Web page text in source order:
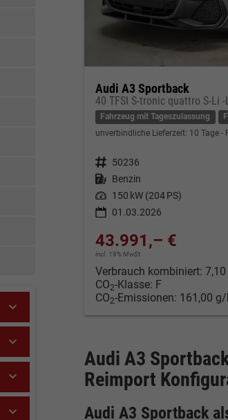
Audi A3 Sportback
40 TFSI S-tronic quattro S-Li -
Fahrzeug mit Tageszulassung
unverbindliche Lieferzeit: 10 Tage
Fahrzeugnr. 50236
Kraftstoff Benzin
Leistung 150 kW (204 PS)
01.03.2026
43.991,– €
incl. 19% MwSt.
Verbrauch kombiniert:
CO2-Klasse: F
CO2-Emissionen: 161,00
Audi A3
Reimport
Audi A3 Sportback